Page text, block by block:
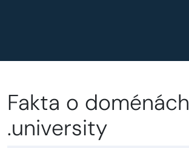
Fakta o doménách
.university